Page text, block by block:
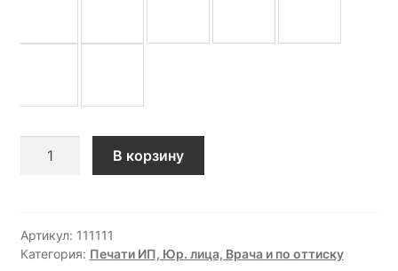
Количество
В корзину
Артикул: 111111
Категория: Печати ИП, Юр. лица, Врача и по оттиску